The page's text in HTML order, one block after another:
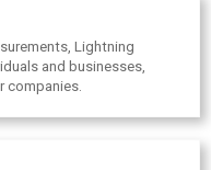
Lightning
and businesses,
companies.